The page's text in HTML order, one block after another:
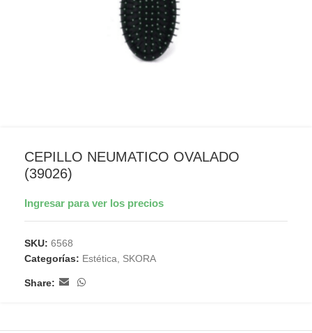
CEPILLO NEUMATICO OVALADO
(39026)
Ingresar para ver los precios
SKU: 6568
Categorías: Estética SKORA
Share: